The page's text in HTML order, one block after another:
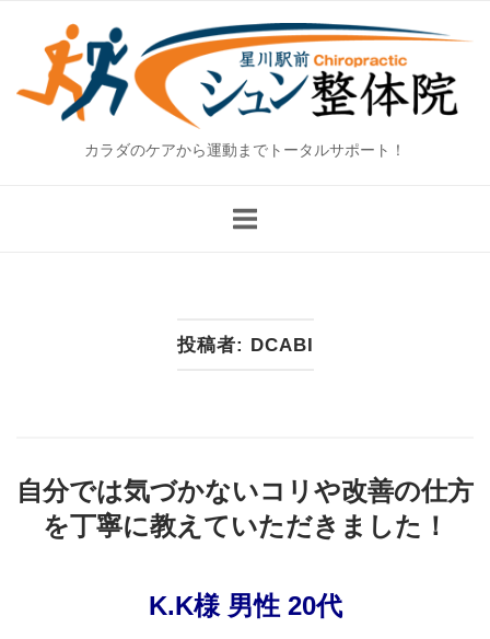
content
カラダのケアから運動までトータルサポート！
投稿者: DCABI
自分では気づかないコリや改善の仕方
を丁寧に教えていただきました！
K.K様 男性 20代